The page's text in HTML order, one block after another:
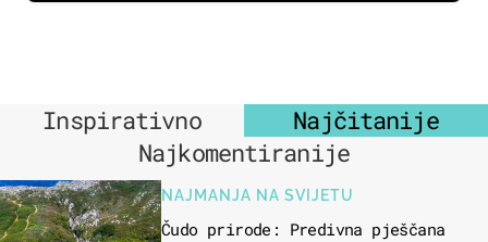
Inspirativno
Najčitanije
Najkomentiranije
NAJMANJA NA SVIJETU
Čudo prirode: Predivna pješčana